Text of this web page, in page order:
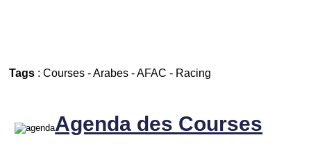
Tags: Courses-Arabes-AFAC - Racing
Agenda des Courses